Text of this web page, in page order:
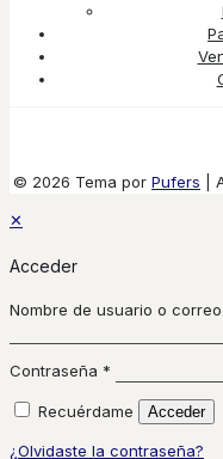
© 2026 Tema por Pufers |
✕
Acceder
Nombre de usuario o
Contraseña *
Recuérdame Acceder
¿Olvidaste la contraseña?